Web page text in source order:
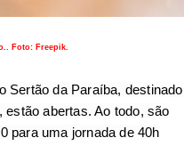
Foto: Freepik.
Sertão da Paraíba, destinado
abertas. Ao todo, são
para uma jornada de 40h